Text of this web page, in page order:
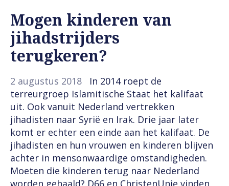
Mogen kinderen van
jihadstrijders
terugkeren?
2 augustus 2018
In 2014 roept de
terreurgroep Islamitische Staat het kalifaat
uit. Ook vanuit Nederland vertrekken
jihadisten naar Syrië en Irak. Drie jaar later
komt er echter een einde aan het kalifaat. De
jihadisten en hun vrouwen en kinderen blijven
achter in mensonwaardige omstandigheden.
Moeten die kinderen terug naar Nederland
worden gehaald? D66 en ChristenUnie vinden